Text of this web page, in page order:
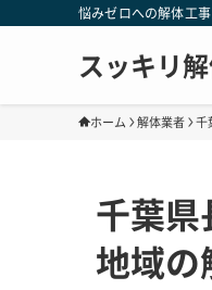
悩みゼロへの解体工
スッキリ
ホーム 解体業者 千
千葉
地域の